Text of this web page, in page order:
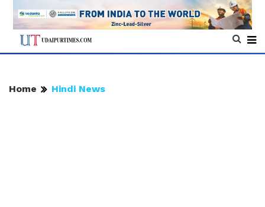
Home Hindi News